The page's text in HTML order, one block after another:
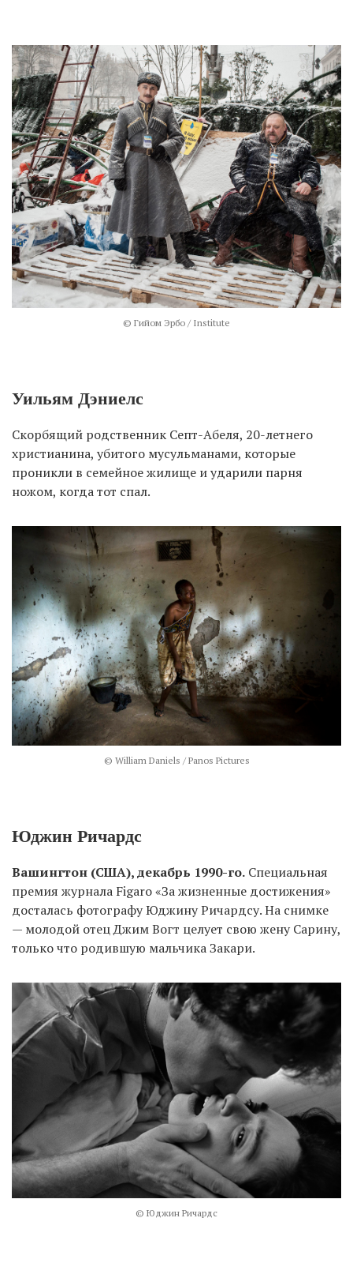
© Гийом Эрбо / Institute
Уильям Дэниелс
Скорбящий родственник Септ-Абеля, 20-летнего
христианина, убитого мусульманами, которые
проникли в семейное жилище и ударили парня
ножом, когда тот спал.
© William Daniels / Panos Pictures
Юджин Ричардс
Вашингтон (США), декабрь 1990-го. Специальная
премия журнала Figaro «За жизненные достижения»
досталась фотографу Юджину Ричардсу. На снимке
— молодой отец Джим Вогт целует свою жену Сарину,
только что родившую мальчика Закари.
© Юджин Ричардс